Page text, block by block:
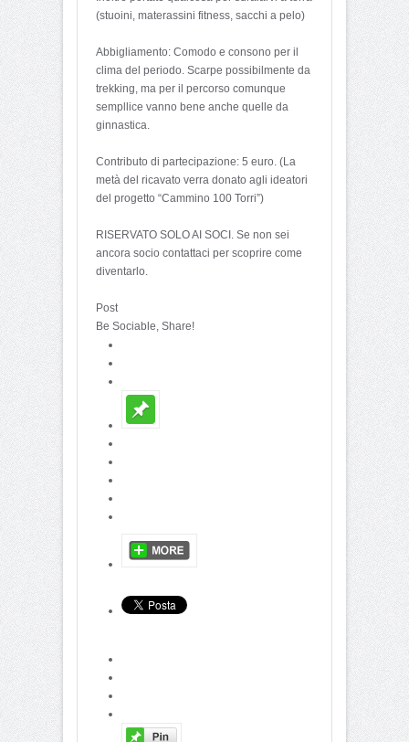
(stuoini, materassini fitness, sacchi a pelo)
Abbigliamento: Comodo e consono per il
clima del periodo. Scarpe possibilmente da
trekking, ma per il percorso comunque
sempllice vanno bene anche quelle da
ginnastica.
Contributo di partecipazione: 5 euro. (La
metà del ricavato verra donato agli ideatori
del progetto “Cammino 100 Torri”)
RISERVATO SOLO AI SOCI. Se non sei
ancora socio contattaci per scoprire come
diventarlo.
Post
Be Sociable, Share!